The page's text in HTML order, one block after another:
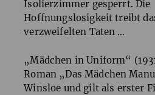
Isolierzimmer gesperrt. Die
Hoffnungslosigkeit treibt
verzweifelten Taten …
„Mädchen in Uniform“
Roman „Das Mädchen
Winsloe und gilt als erster